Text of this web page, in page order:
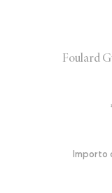
Foulard
Importo